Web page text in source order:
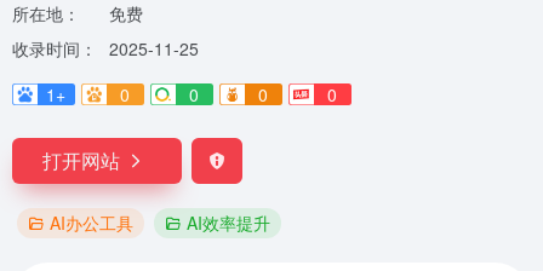
所在地：
免费
收录时间：
2025-11-25
1+
0 0 0 0
打开网站
AI办公工具 AI效率提升